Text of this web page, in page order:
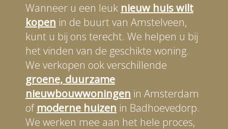
Wanneer u een leuk nieuw huis wilt
kopen in de buurt van Amstelveen,
kunt u bij ons terecht. We helpen u bij
het vinden van de geschikte woning.
We verkopen ook verschillende
groene, duurzame
nieuwbouwwoningen in Amsterdam
of moderne huizen in Badhoevedorp.
We werken mee aan het hele proces,